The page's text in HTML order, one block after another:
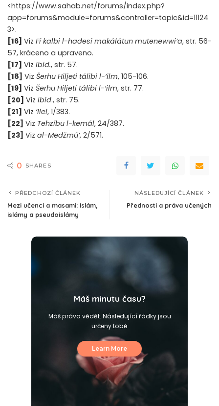
<https://www.sahab.net/forums/index.php?
app=forums&module=forums&controller=topic&id=11124
3>.
[16] Viz Fí kalbi l-hadesi makálátun mutenewwi’a, str. 56-
57, kráceno a upraveno.
[17] Viz Ibid., str. 57.
[18] Viz Šerhu Hiljeti tálibi l-‘ilm, 105-106.
[19] Viz Šerhu Hiljeti tálibi l-‘ilm, str. 77.
[20] Viz Ibid., str. 75.
[21] Viz ‘Ilel, 1/383.
[22] Viz Tehzíbu l-kemál, 24/387.
[23] Viz al-Medžmú’, 2/571.
0 SHARES
PŘEDCHOZÍ ČLÁNEK
Mezi učenci a masami: Islám,
islámy a pseudoislámy
NÁSLEDUJÍCÍ ČLÁNEK
Přednosti a práva učených
Máš minutu času?
Máš právo vědět. Následující řádky jsou
určeny tobě
Learn More